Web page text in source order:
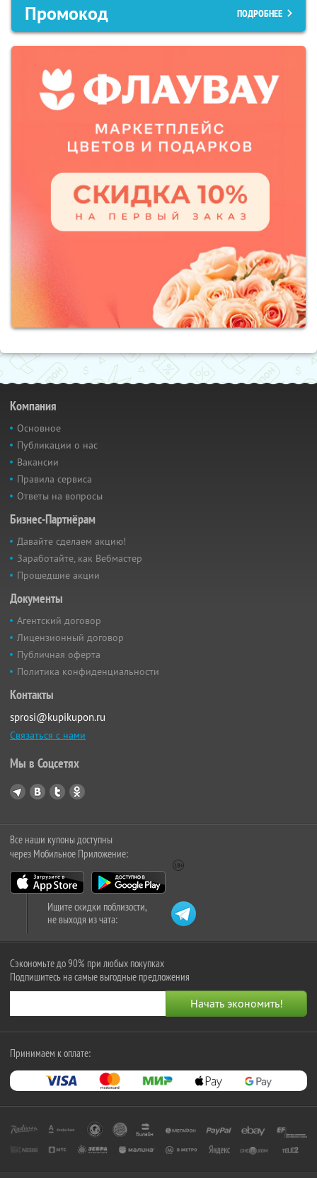
Промокод ПОДРОБНЕЕ
Компания
Основное
Публикации о нас
Вакансии
Правила сервиса
Ответы на вопросы
Бизнес-Партнёрам
Давайте сделаем акцию!
Заработайте, как Вебмастер
Прошедшие акции
Документы
Агентский договор
Лицензионный договор
Публичная оферта
Политика конфиденциальности
Контакты
sprosi@kupikupon.ru
Связаться с нами
Мы в Соцсетях
Все наши купоны доступны
через Мобильное Приложение:
Ищите скидки поблизости,
не выходя из чата:
Сэкономьте до 90% при любых покупках
Подпишитесь на самые выгодные предложения
Принимаем к оплате: